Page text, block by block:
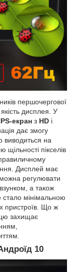
першочергової
дисплея. У
екран з HD і
дає змогу
виводиться на
пікселів
Дисплей має
регулювати
а також
стало мінімальною
пристроїв. Що ж
захищає
10